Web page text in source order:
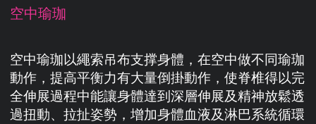
空中瑜珈
空中瑜珈以繩索吊布支撑身體，在空中做不同瑜珈
動作， 提高平衡力有大量倒掛動作，使脊椎得以完
全伸展過程中能讓身體達到深層伸展及精神放鬆透
過扭動、拉扯姿勢，增加身體血液及淋巴系統循環